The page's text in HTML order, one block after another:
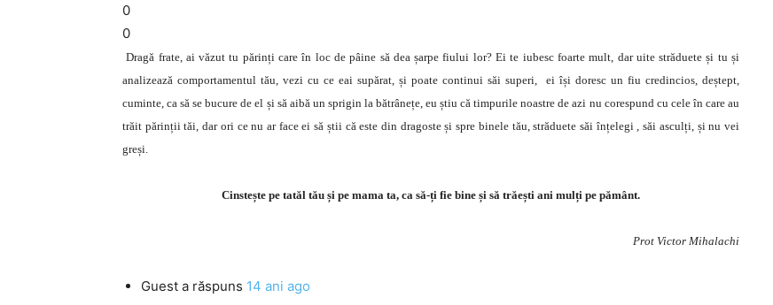
0
0
Dragă frate, ai văzut tu părinți care în loc de pâine să dea șarpe fiului lor? Ei te iubesc foarte mult, dar uite străduete și tu și
analizează comportamentul tău, vezi cu ce eai supărat, și poate continui săi superi, ei își doresc un fiu credincios, deștept,
cuminte, ca să se bucure de el și să aibă un sprigin la bătrânețe, eu știu că timpurile noastre de azi nu corespund cu cele în care au
trăit părinții tăi, dar ori ce nu ar face ei să știi că este din dragoste și spre binele tău, străduete săi înțelegi , săi asculți, și nu vei
greși.
Cinstește pe tatăl tău și pe mama ta, ca să-ți fie bine și să trăești ani mulți pe pământ.
Prot Victor Mihalachi
Guest a răspuns 14 ani ago